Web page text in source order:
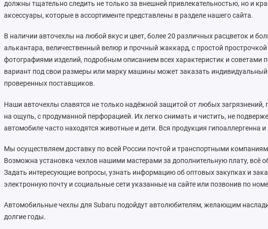
должны тщательно следить не только за внешней привлекательностью, но и
аксессуары, которые в ассортименте представлены в разделе нашего сайта.
В наличии авточехлы на любой вкус и цвет, более 20 различных расцветок и
алькантара, величественный велюр и прочный жаккард, с простой
фотографиями изделий, подробным описанием всех характеристик и
вариант под свои размеры или марку машины может заказать
проверенных поставщиков.
Наши авточехлы славятся не только надёжной защитой от любых
на ощупь, с продуманной перфорацией. Их легко снимать и чистить, не
автомобиле часто находятся животные и дети. Вся продукция гипоаллергенна
Мы осуществляем доставку по всей России почтой и транспортными
Возможна установка чехлов нашими мастерами за дополнительную плату, всё
Задать интересующие вопросы, узнать информацию об оптовых закупках и
электронную почту и социальные сети указанные на сайте или позвонив по
Автомобильные чехлы для Subaru подойдут автолюбителям, желающим
долгие годы.